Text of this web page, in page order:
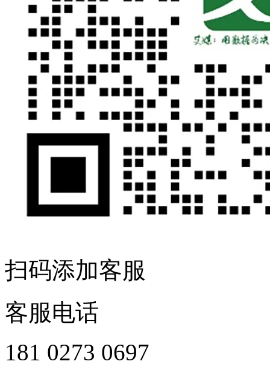
扫码添加客服
客服电话
181 0273 0697